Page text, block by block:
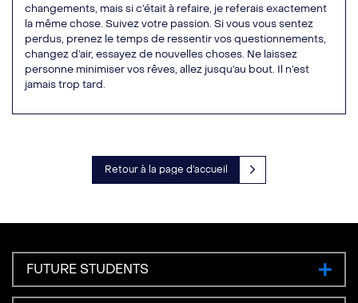
changements, mais si c’était à refaire, je referais exactement
la même chose. Suivez votre passion. Si vous vous sentez
perdus, prenez le temps de ressentir vos questionnements,
changez d’air, essayez de nouvelles choses. Ne laissez
personne minimiser vos rêves, allez jusqu’au bout. Il n’est
jamais trop tard.
Retour à la page d’accueil
FUTURE STUDENTS